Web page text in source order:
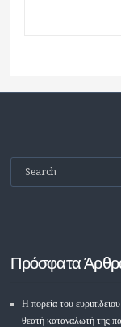
Πρόσφατα
Η πορεία του
θεατή καταναλωτή της